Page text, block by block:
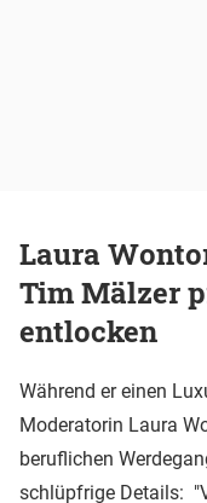
Laura
Tim Mälzer
entlocken
Während er einen
Moderatorin Laura
beruflichen
schlüpfrige Details: